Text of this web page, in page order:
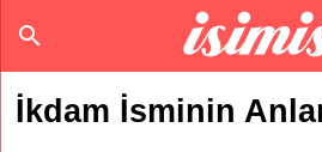
İkdam İsminin